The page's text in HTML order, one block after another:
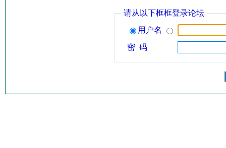
请从以下框框登录论坛
用户名
密 码